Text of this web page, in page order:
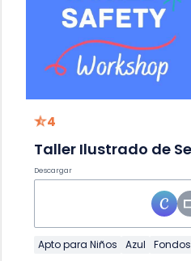
4
Descargar
Apto para Niños Azul Fondos